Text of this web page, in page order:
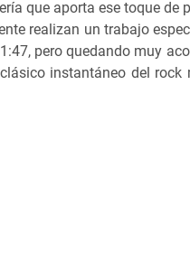
que aporta ese toque de
realizan un trabajo
pero quedando muy
instantáneo del rock